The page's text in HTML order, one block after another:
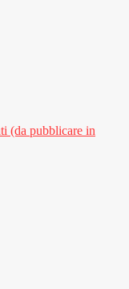
(da pubblicare in